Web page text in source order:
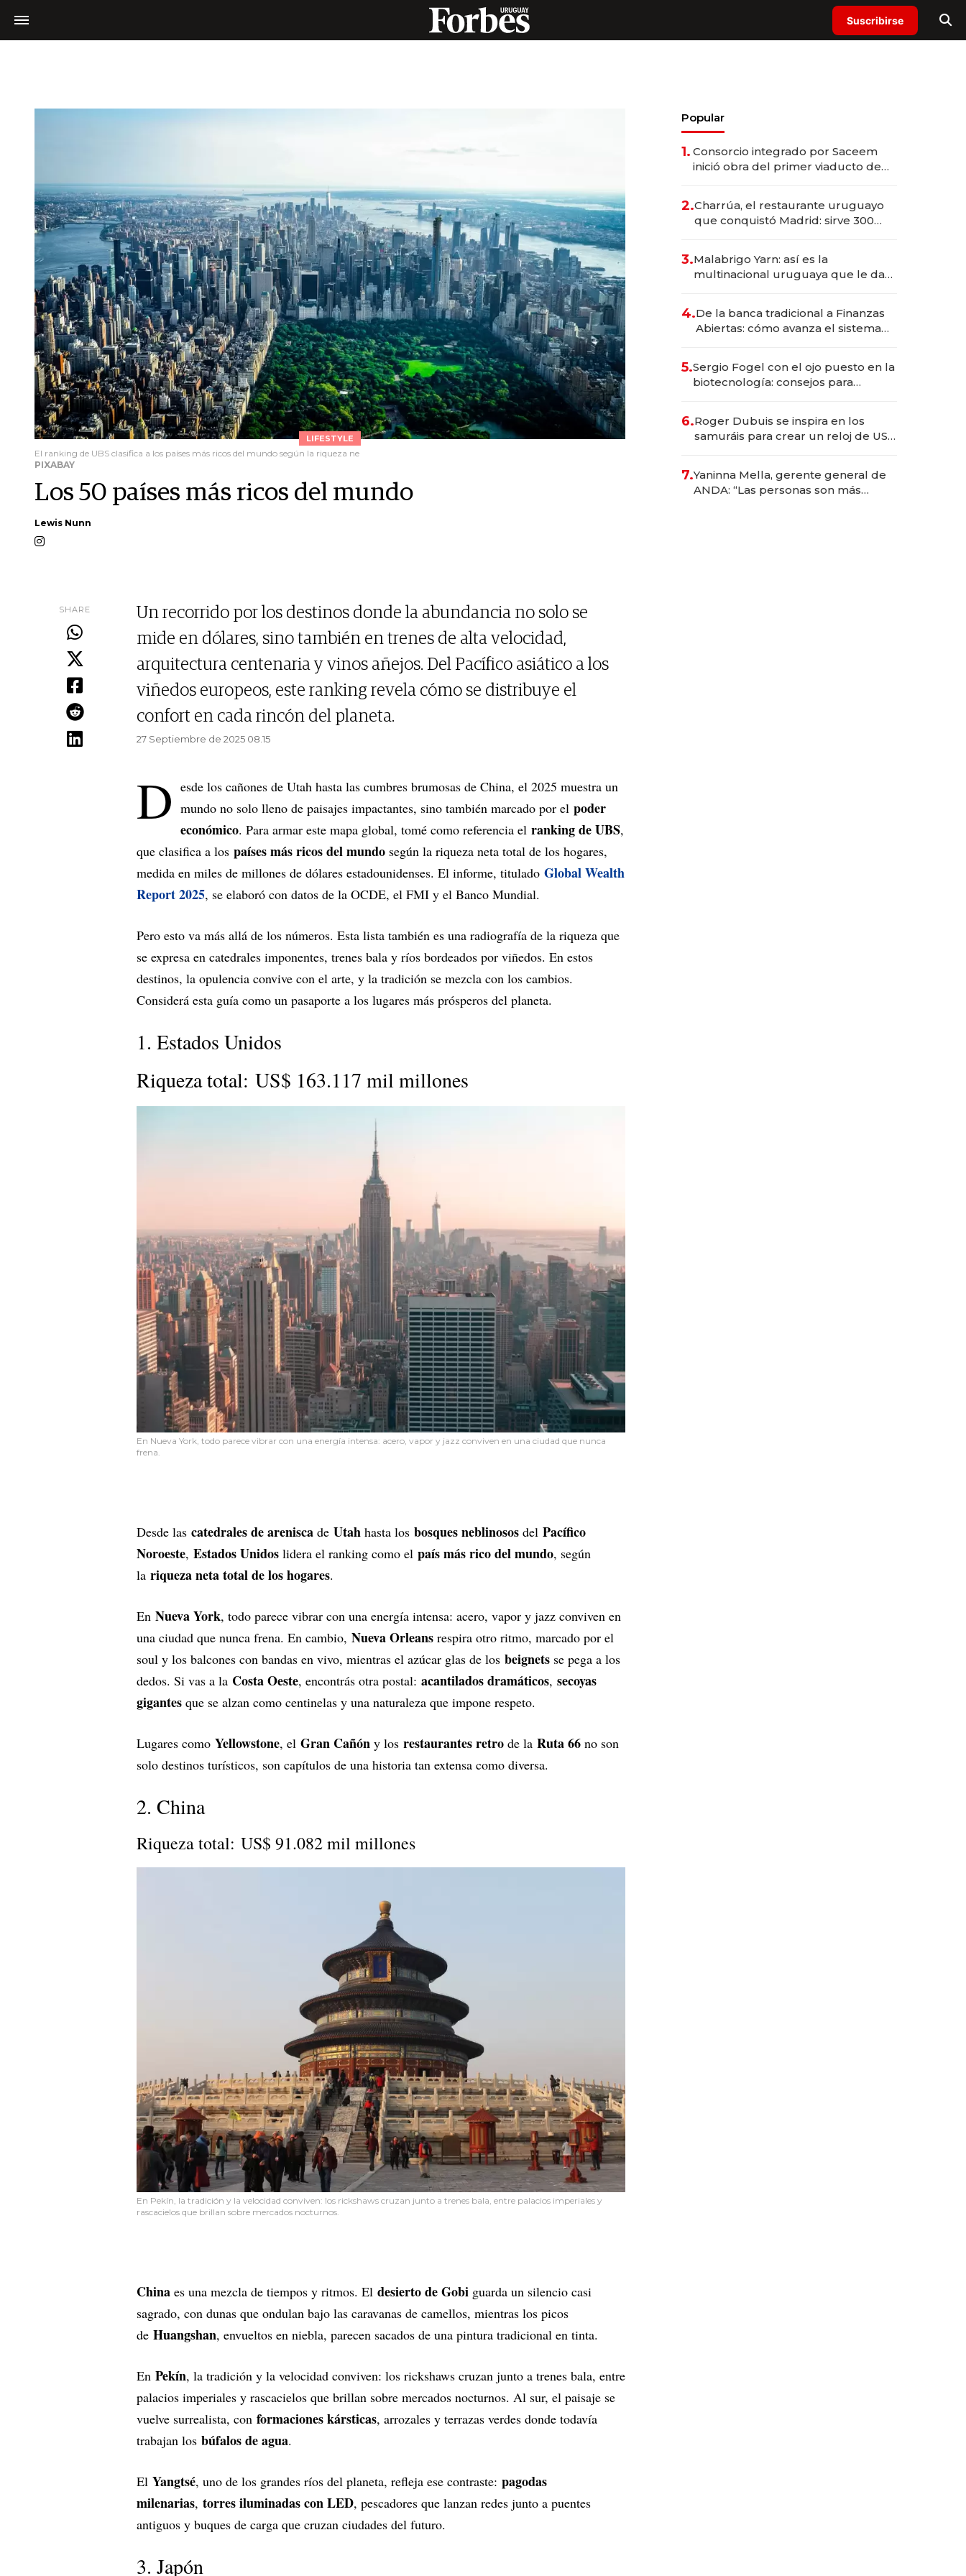
Suscribirse
LIFESTYLE
El ranking de UBS clasifica a los países más ricos del mundo según la riqueza ne
PIXABAY
Los 50 países más ricos del mundo
Lewis Nunn
SHARE
Un recorrido por los destinos donde la abundancia no solo se
mide en dólares, sino también en trenes de alta velocidad,
arquitectura centenaria y vinos añejos. Del Pacífico asiático a los
viñedos europeos, este ranking revela cómo se distribuye el
confort en cada rincón del planeta.
27 Septiembre de 2025 08.15
D esde los cañones de Utah hasta las cumbres brumosas de China, el 2025 muestra un
mundo no solo lleno de paisajes impactantes, sino también marcado por el poder
económico. Para armar este mapa global, tomé como referencia el ranking de UBS,
que clasifica a los países más ricos del mundo según la riqueza neta total de los hogares,
medida en miles de millones de dólares estadounidenses. El informe, titulado Global Wealth
Report 2025, se elaboró con datos de la OCDE, el FMI y el Banco Mundial.
Pero esto va más allá de los números. Esta lista también es una radiografía de la riqueza que
se expresa en catedrales imponentes, trenes bala y ríos bordeados por viñedos. En estos
destinos, la opulencia convive con el arte, y la tradición se mezcla con los cambios.
Considerá esta guía como un pasaporte a los lugares más prósperos del planeta.
1. Estados Unidos
Riqueza total: US$ 163.117 mil millones
En Nueva York, todo parece vibrar con una energía intensa: acero, vapor y jazz conviven en una ciudad que nunca
frena.
Desde las catedrales de arenisca de Utah hasta los bosques neblinosos del Pacífico
Noroeste, Estados Unidos lidera el ranking como el país más rico del mundo, según
la riqueza neta total de los hogares.
En Nueva York, todo parece vibrar con una energía intensa: acero, vapor y jazz conviven en
una ciudad que nunca frena. En cambio, Nueva Orleans respira otro ritmo, marcado por el
soul y los balcones con bandas en vivo, mientras el azúcar glas de los beignets se pega a los
dedos. Si vas a la Costa Oeste, encontrás otra postal: acantilados dramáticos, secoyas
gigantes que se alzan como centinelas y una naturaleza que impone respeto.
Lugares como Yellowstone, el Gran Cañón y los restaurantes retro de la Ruta 66 no son
solo destinos turísticos, son capítulos de una historia tan extensa como diversa.
2. China
Riqueza total: US$ 91.082 mil millones
En Pekín, la tradición y la velocidad conviven: los rickshaws cruzan junto a trenes bala, entre palacios imperiales y
rascacielos que brillan sobre mercados nocturnos.
China es una mezcla de tiempos y ritmos. El desierto de Gobi guarda un silencio casi
sagrado, con dunas que ondulan bajo las caravanas de camellos, mientras los picos
de Huangshan, envueltos en niebla, parecen sacados de una pintura tradicional en tinta.
En Pekín, la tradición y la velocidad conviven: los rickshaws cruzan junto a trenes bala, entre
palacios imperiales y rascacielos que brillan sobre mercados nocturnos. Al sur, el paisaje se
vuelve surrealista, con formaciones kársticas, arrozales y terrazas verdes donde todavía
trabajan los búfalos de agua.
El Yangtsé, uno de los grandes ríos del planeta, refleja ese contraste: pagodas
milenarias, torres iluminadas con LED, pescadores que lanzan redes junto a puentes
antiguos y buques de carga que cruzan ciudades del futuro.
3. Japón
Popular
1. Consorcio integrado por Saceem
inició obra del primer viaducto de
millones
2.Charrúa, el restaurante uruguayo
que conquistó Madrid: sirve 300
prepara apertura
3.Malabrigo Yarn: así es la
multinacional uruguaya que le da
4.De la banca tradicional a Finanzas
Abiertas: cómo avanza el sistema
5.Sergio Fogel con el ojo puesto en la
biotecnología: consejos para
6.Roger Dubuis se inspira en los
samuráis para crear un reloj de US$
7.Yaninna Mella, gerente general de
ANDA: “Las personas son más